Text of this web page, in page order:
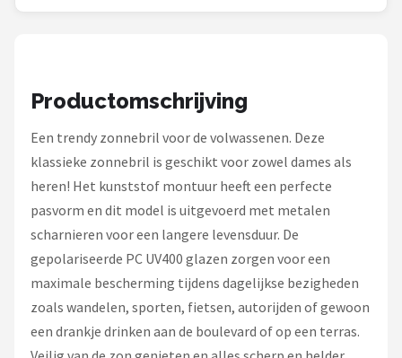
Productomschrijving
Een trendy zonnebril voor de volwassenen. Deze
klassieke zonnebril is geschikt voor zowel dames als
heren! Het kunststof montuur heeft een perfecte
pasvorm en dit model is uitgevoerd met metalen
scharnieren voor een langere levensduur. De
gepolariseerde PC UV400 glazen zorgen voor een
maximale bescherming tijdens dagelijkse bezigheden
zoals wandelen, sporten, fietsen, autorijden of gewoon
een drankje drinken aan de boulevard of op een terras.